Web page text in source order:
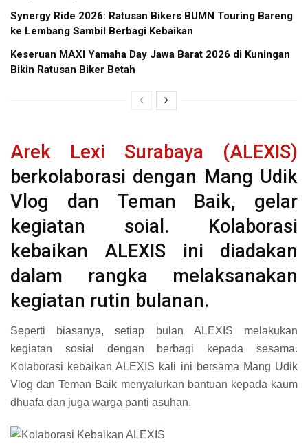
Synergy Ride 2026: Ratusan Bikers BUMN Touring Bareng
ke Lembang Sambil Berbagi Kebaikan
Keseruan MAXI Yamaha Day Jawa Barat 2026 di Kuningan
Bikin Ratusan Biker Betah
Arek Lexi Surabaya (ALEXIS)
berkolaborasi dengan Mang Udik
Vlog dan Teman Baik, gelar
kegiatan soial. Kolaborasi
kebaikan ALEXIS ini diadakan
dalam rangka melaksanakan
kegiatan rutin bulanan.
Seperti biasanya, setiap bulan ALEXIS melakukan
kegiatan sosial dengan berbagi kepada sesama.
Kolaborasi kebaikan ALEXIS kali ini bersama Mang Udik
Vlog dan Teman Baik menyalurkan bantuan kepada kaum
dhuafa dan juga warga panti asuhan.